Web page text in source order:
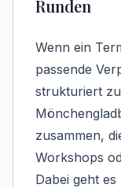
Runden
Wenn ein
passende
strukturiert
zusammen,
Workshops
Dabei geht